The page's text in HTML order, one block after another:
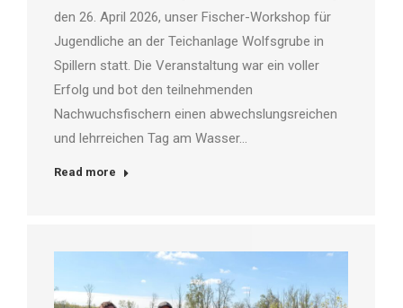
den 26. April 2026, unser Fischer-Workshop für
Jugendliche an der Teichanlage Wolfsgrube in
Spillern statt. Die Veranstaltung war ein voller
Erfolg und bot den teilnehmenden
Nachwuchsfischern einen abwechslungsreichen
und lehrreichen Tag am Wasser…
Read more